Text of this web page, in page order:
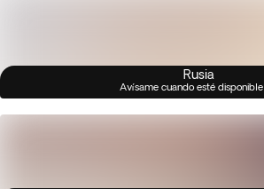
Rusia
Avísame cuando esté disponible